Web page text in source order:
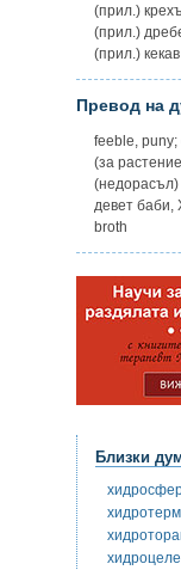
(прил.)
(прил.)
(прил.) кекав
Превод на
feeble,
(за
(недорасъл)
девет баби,
broth
Близки
хидроцеле